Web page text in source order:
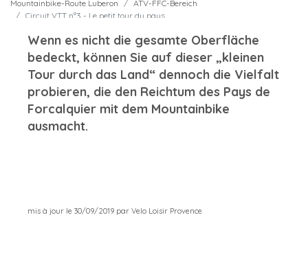
Mountainbike-Route Luberon
ATV-FFC-Bereich
Circuit VTT n°3 - Le petit tour du pays
Wenn es nicht die gesamte Oberfläche
bedeckt, können Sie auf dieser „kleinen
Tour durch das Land“ dennoch die Vielfalt
probieren, die den Reichtum des Pays de
Forcalquier mit dem Mountainbike
ausmacht.
mis à jour le 30/09/2019 par Velo Loisir Provence